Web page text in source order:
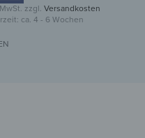
zzgl. Versandkosten
ca. 4 - 6 Wochen